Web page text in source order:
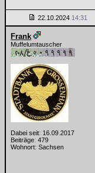
22.10.2024 14:31
Frank
Muffelumtauscher
Dabei seit: 16.09.2017
Beiträge: 479
Wohnort: Sachsen